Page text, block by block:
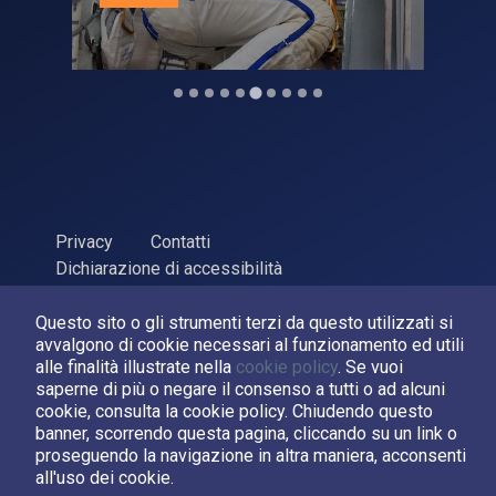
Questo sito o gli strumenti terzi da questo utilizzati si
avvalgono di cookie necessari al funzionamento ed utili
alle finalità illustrate nella cookie policy. Se vuoi
saperne di più o negare il consenso a tutti o ad alcuni
cookie, consulta la cookie policy. Chiudendo questo
banner, scorrendo questa pagina, cliccando su un link o
proseguendo la navigazione in altra maniera, acconsenti
all'uso dei cookie.
Privacy
Contatti
Dichiarazione di accessibilità
ASI Agenzia Spaziale Italiana, 2026. P.Iva 03638121008
Sviluppato daLPM
Seguici su:
Asi su Facebook
Asi su XCanale Asi su YouTube